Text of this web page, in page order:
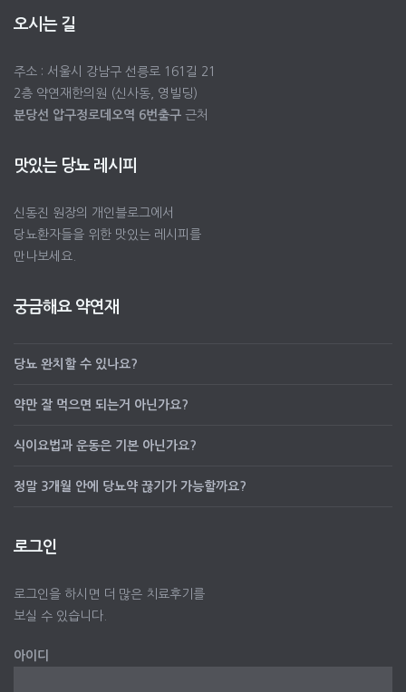
오시는 길
주소 : 서울시 강남구 선릉로 161길 21
2층 약연재한의원 (신사동, 영빌딩)
분당선 압구정로데오역 6번출구 근처
맛있는 당뇨 레시피
신동진 원장의 개인블로그에서
당뇨환자들을 위한 맛있는 레시피를
만나보세요.
궁금해요 약연재
당뇨 완치할 수 있나요?
약만 잘 먹으면 되는거 아닌가요?
식이요법과 운동은 기본 아닌가요?
정말 3개월 안에 당뇨약 끊기가 가능할까요?
로그인
로그인을 하시면 더 많은 치료후기를
보실 수 있습니다.
아이디